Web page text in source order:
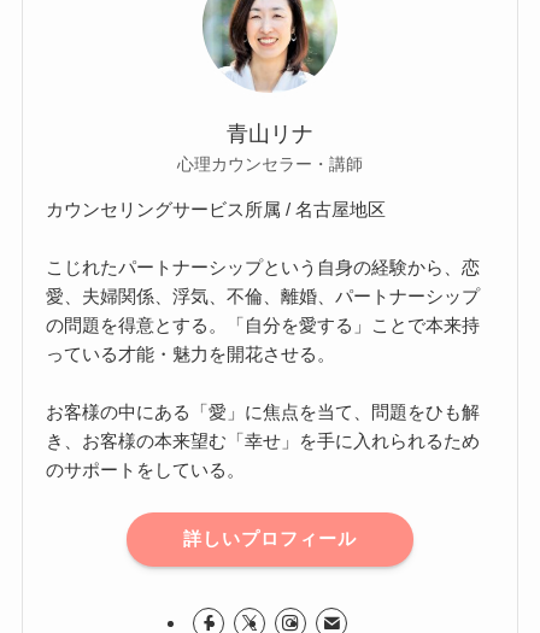
青山リナ
心理カウンセラー・講師
カウンセリングサービス所属 / 名古屋地区
こじれたパートナーシップという自身の経験から、恋
愛、夫婦関係、浮気、不倫、離婚、パートナーシップ
の問題を得意とする。「自分を愛する」ことで本来持
っている才能・魅力を開花させる。
お客様の中にある「愛」に焦点を当て、問題をひも解
き、お客様の本来望む「幸せ」を手に入れられるため
のサポートをしている。
詳しいプロフィール